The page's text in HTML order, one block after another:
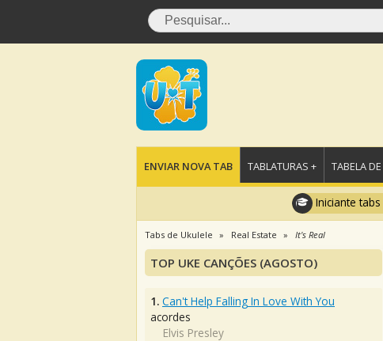
ENVIAR NOVA TAB TABLATURAS + TABELA
Iniciante tabs
Tabs de Ukulele Real Estate It's Real
TOP UKE CANÇÕES (AGOSTO)
1. Can't Help Falling In Love With You
acordes
Elvis Presley